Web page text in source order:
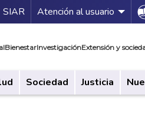
de servicios
SIAR Atención al usuario
BienestarInvestigaciónExtensión y
Sociedad Justicia